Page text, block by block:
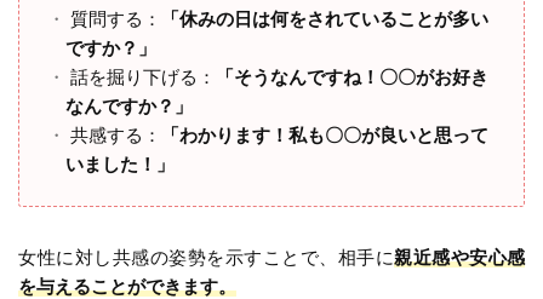
質問する：
「休みの日は何をされていることが多い
ですか？」
話を掘り下げる：
「そうなんですね！〇〇がお好き
なんですか？」
共感する：
「わかります！私も〇〇が良いと思って
いました！」
女性に対し共感の姿勢を示すことで、相手に親近感や安心感
を与えることができます。